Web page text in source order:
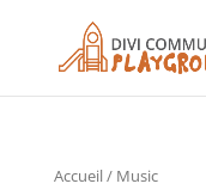
Accueil/ Music